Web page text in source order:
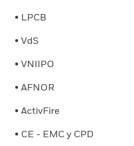
• LPCB
• VdS
• VNIIPO
• AFNOR
• ActivFire
• CE - EMC y CPD